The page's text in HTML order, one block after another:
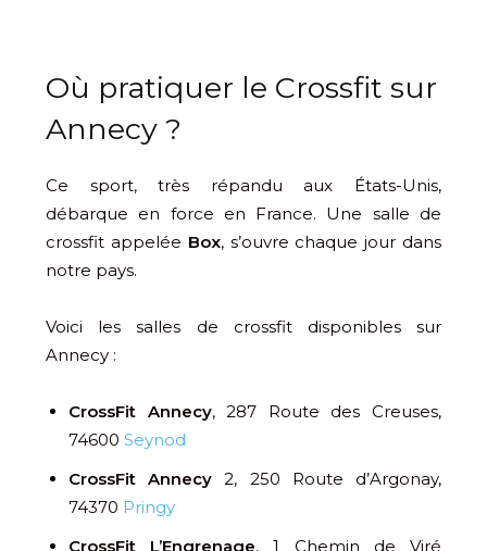
Où pratiquer le Crossfit sur
Annecy ?
Ce sport, très répandu aux États-Unis,
débarque en force en France. Une salle de
crossfit appelée Box, s’ouvre chaque jour dans
notre pays.
Voici les salles de crossfit disponibles sur
Annecy :
CrossFit Annecy, 287 Route des Creuses,
74600 Seynod
CrossFit Annecy 2, 250 Route d’Argonay,
74370 Pringy
CrossFit L’Engrenage, 1 Chemin de Viré